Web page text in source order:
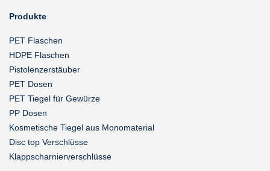
Produkte
PET Flaschen
HDPE Flaschen
Pistolenzerstäuber
PET Dosen
PET Tiegel für Gewürze
PP Dosen
Kosmetische Tiegel aus Monomaterial
Disc top Verschlüsse
Klappscharnierverschlüsse